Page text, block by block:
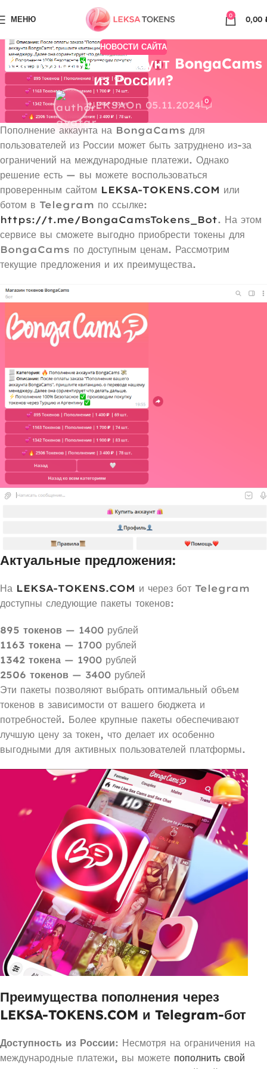
МЕНЮ 0 0,00
НОВОСТИ САЙТА
Как пополнить аккаунт BongaCams
из России?
LEKSAOn 05.11.2024 0
Пополнение аккаунта на BongaCams для
пользователей из России может быть затруднено из-за
ограничений на международные платежи. Однако
решение есть — вы можете воспользоваться
проверенным сайтом LEKSA-TOKENS.COM или
ботом в Telegram по ссылке:
https://t.me/BongaCamsTokens_Bot. На этом
сервисе вы сможете выгодно приобрести токены для
BongaCams по доступным ценам. Рассмотрим
текущие предложения и их преимущества.
Актуальные предложения:
На LEKSA-TOKENS.COM и через бот Telegram
доступны следующие пакеты токенов:
895 токенов — 1400 рублей
1163 токена — 1700 рублей
1342 токена — 1900 рублей
2506 токенов — 3400 рублей
Эти пакеты позволяют выбрать оптимальный объем
токенов в зависимости от вашего бюджета и
потребностей. Более крупные пакеты обеспечивают
лучшую цену за токен, что делает их особенно
выгодными для активных пользователей платформы.
Преимущества пополнения через
LEKSA-TOKENS.COM и Telegram-бот
Доступность из России: Несмотря на ограничения на
международные платежи, вы можете пополнить свой